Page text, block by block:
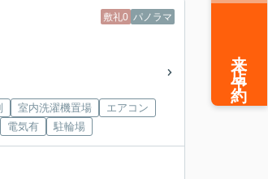
敷礼0 パノラマ
室内洗濯機置場
エアコン
電気有 駐輪場
来店予約